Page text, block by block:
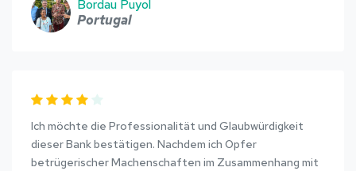
Bordau Puyol
Portugal
Ich möchte die Professionalität und Glaubwürdigkeit
dieser Bank bestätigen. Nachdem ich Opfer
betrügerischer Machenschaften im Zusammenhang mit